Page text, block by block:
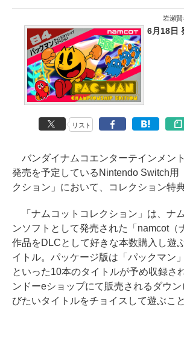
岩瀬賢
6月18日
リスト
バンダイナムコエンターテインメン
発売を予定しているNintendo Switch用
クション」において、コレクション特
「ナムコットコレクション」は、ナ
ンソフトとして発売された「namcot（
作品をDLCとして好きな本数購入し遊
イトル。パッケージ版は「パックマン
といった10本のタイトルが予め収録さ
ンドーeショップにて販売されるダウ
びたいタイトルをチョイスして遊ぶこ